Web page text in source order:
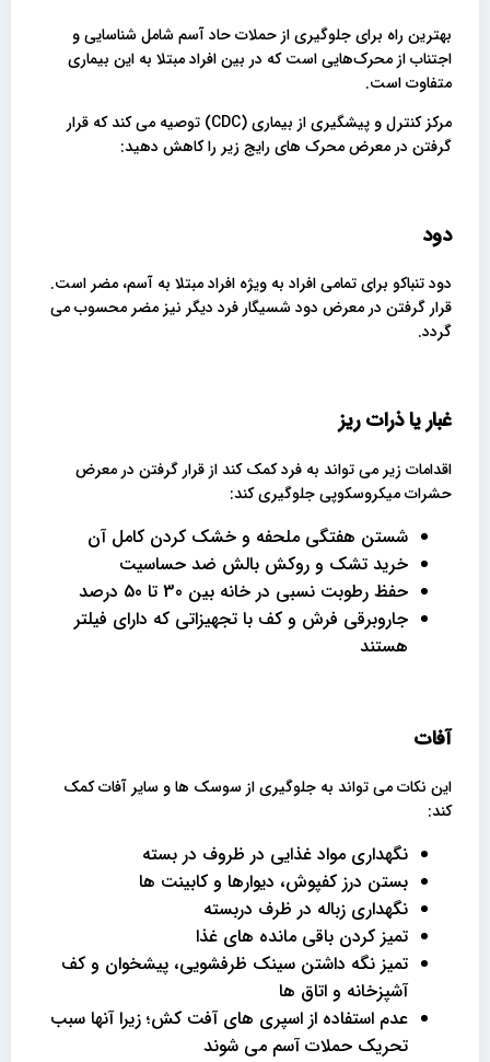
بهترین راه برای جلوگیری از حملات حاد آسم شامل شناسایی و
اجتناب از محرک‌هایی است که در بین افراد مبتلا به این بیماری
متفاوت است.
مرکز کنترل و پیشگیری از بیماری (CDC) توصیه می کند که قرار
گرفتن در معرض محرک های رایج زیر را کاهش دهید:
دود
دود تنباکو برای تمامی افراد به ویژه افراد مبتلا به آسم، مضر است.
قرار گرفتن در معرض دود شسیگار فرد دیگر نیز مضر محسوب می
گردد.
غبار یا ذرات ریز
اقدامات زیر می تواند به فرد کمک کند از قرار گرفتن در معرض
حشرات میکروسکوپی جلوگیری کند:
شستن هفتگی ملحفه و خشک کردن کامل آن
خرید تشک و روکش بالش ضد حساسیت
حفظ رطوبت نسبی در خانه بین 30 تا 50 درصد
جاروبرقی فرش و کف با تجهیزاتی که دارای فیلتر
هستند
آفات
این نکات می تواند به جلوگیری از سوسک ها و سایر آفات کمک
کند:
نگهداری مواد غذایی در ظروف در بسته
بستن درز کفپوش، دیوارها و کابینت ها
نگهداری زباله در ظرف دربسته
تمیز کردن باقی مانده های غذا
تمیز نگه داشتن سینک ظرفشویی، پیشخوان و کف
آشپزخانه و اتاق ها
عدم استفاده از اسپری های آفت کش؛ زیرا آنها سبب
تحریک حملات آسم می شوند